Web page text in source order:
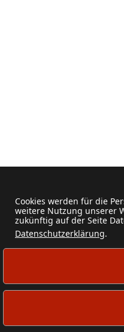
Cookies werden für die
weitere Nutzung unserer
zukünftig auf der Seite
Datenschutzerklärung.